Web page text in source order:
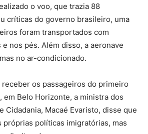
o voo, que trazia 88
críticas do governo brasileiro, uma
foram transportados com
e nos pés. Além disso, a aeronave
no ar-condicionado.
receber os passageiros do primeiro
em Belo Horizonte, a ministra dos
Cidadania, Macaé Evaristo, disse que
próprias políticas imigratórias, mas